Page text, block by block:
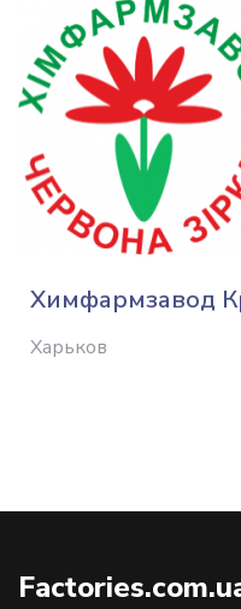
Химфармзавод
Харьков